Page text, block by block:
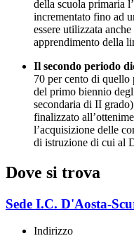
della scuola primaria
incrementato fino ad
essere utilizzata
apprendimento della
Il secondo periodo
70 per cento di
del primo biennio
secondaria di II
finalizzato
l’acquisizione delle
di istruzione di cui al
Dove si trova
Sede I.C. D'Aosta-
Indirizzo